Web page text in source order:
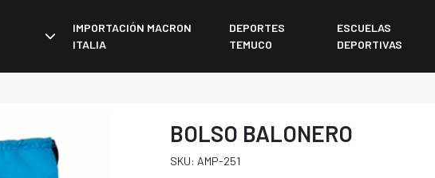
IMPORTACIÓN MACRON
ITALIA
DEPORTES
TEMUCO
ESCUELAS
DEPORTIVAS
BOLSO BALONERO
SKU: AMP-251